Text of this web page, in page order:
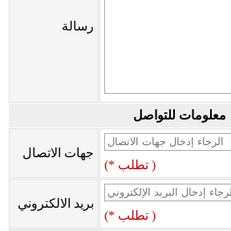
رسالة
معلومات للتواصل
جهات الاتصال
(* تطلب )
بريد الالكتروني
(* تطلب )